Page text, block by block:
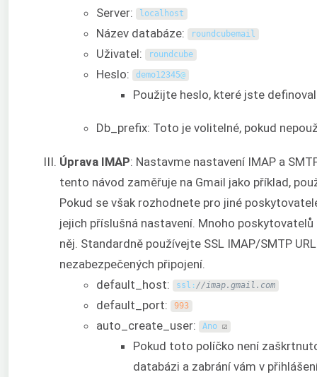
Server: localhost
Název databáze: roundcubemail
Uživatel: roundcube
Heslo: demo12345@
Použijte heslo, které jste
Db_prefix: Toto je volitelné, pokud
Úprava IMAP: Nastavme nastavení IMAP a
tento návod zaměřuje na Gmail jako příklad,
Pokud se však rozhodnete pro jiné
jejich příslušná nastavení. Mnoho
něj. Standardně používejte SSL IMAP/SMTP
nezabezpečených připojení.
default_host:
ssl : //imap.gmail.com
default_port: 993
auto_create_user: Ano ☑
Pokud toto políčko není
databázi a zabrání vám v